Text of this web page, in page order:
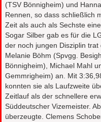
(TSV Bönnigheim) und
Rennen, so dass schließlich
Zeit als auch als Sechste
Sogar Silber gab es für die
der noch jungen Disziplin
Melanie Böhm (Spvgg.
Bönnigheim), Michael Mahl
Gemmrigheim) an. Mit
konnten sie als Laufzweite
Zeitlauf als der schnellere
Süddeutscher Vizemeister.
überzeugte. Clemens